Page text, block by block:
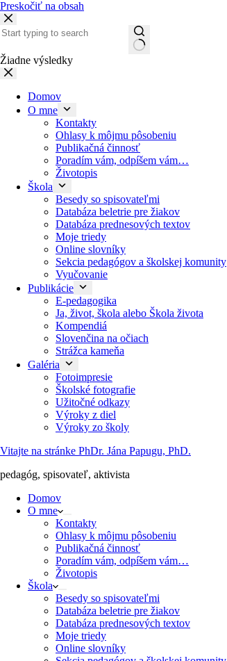
Preskočiť na obsah
Žiadne výsledky
Domov
O mne
Kontakty
Ohlasy k môjmu pôsobeniu
Publikačná činnosť
Poradím vám, odpíšem vám…
Životopis
Škola
Besedy so spisovateľmi
Databáza beletrie pre žiakov
Databáza prednesových textov
Moje triedy
Online slovníky
Sekcia pedagógov a školskej komunity
Vyučovanie
Publikácie
E-pedagogika
Ja, život, škola alebo Škola života
Kompendiá
Slovenčina na očiach
Strážca kameňa
Galéria
Fotoimpresie
Školské fotografie
Užitočné odkazy
Výroky z diel
Výroky zo školy
Vitajte na stránke PhDr. Jána Papugu, PhD.
pedagóg, spisovateľ, aktivista
Domov
O mne
Kontakty
Ohlasy k môjmu pôsobeniu
Publikačná činnosť
Poradím vám, odpíšem vám…
Životopis
Škola
Besedy so spisovateľmi
Databáza beletrie pre žiakov
Databáza prednesových textov
Moje triedy
Online slovníky